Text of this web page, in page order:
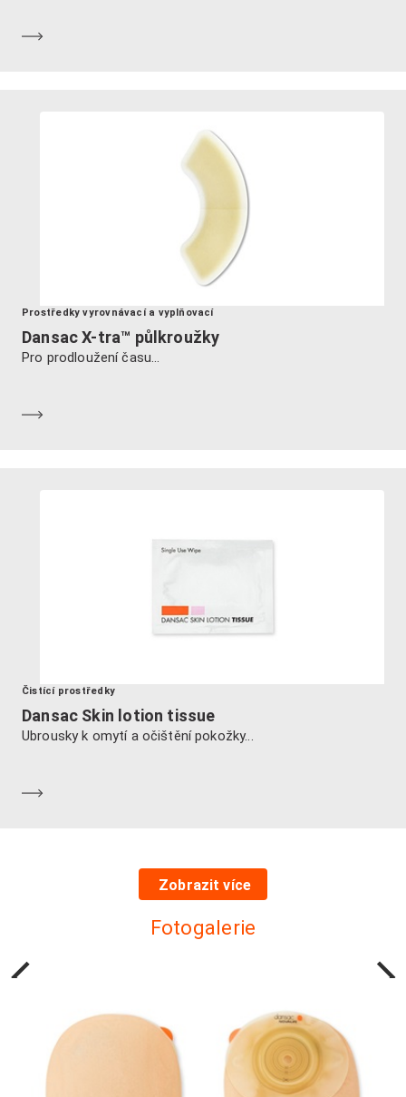
Prostředky vyrovnávací a vyplňovací
Dansac X-tra™ půlkroužky
Pro prodloužení času...
Čistící prostředky
Dansac Skin lotion tissue
Ubrousky k omytí a očištění pokožky...
Zobrazit více
Fotogalerie
Předchozí Další